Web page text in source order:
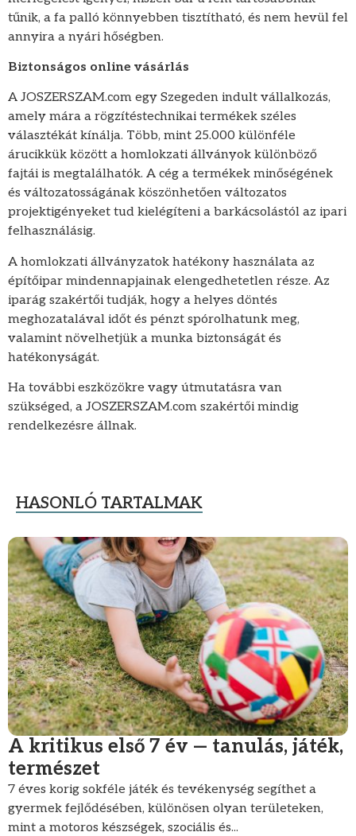
tűnik, a fa palló könnyebben tisztítható, és nem hevül fel
annyira a nyári hőségben.
Biztonságos online vásárlás
A JOSZERSZAM.com egy Szegeden indult vállalkozás,
amely mára a rögzítéstechnikai termékek széles
választékát kínálja. Több, mint 25.000 különféle
árucikkük között a homlokzati állványok különböző
fajtái is megtalálhatók. A cég a termékek minőségének
és változatosságának köszönhetően változatos
projektigényeket tud kielégíteni a barkácsolástól az ipari
felhasználásig.
A homlokzati állványzatok hatékony használata az
építőipar mindennapjainak elengedhetetlen része. Az
iparág szakértői tudják, hogy a helyes döntés
meghozatalával időt és pénzt spórolhatunk meg,
valamint növelhetjük a munka biztonságát és
hatékonyságát.
Ha további eszközökre vagy útmutatásra van
szükséged, a JOSZERSZAM.com szakértői mindig
rendelkezésre állnak.
HASONLÓ TARTALMAK
A kritikus első 7 év — tanulás, játék,
természet
7 éves korig sokféle játék és tevékenység segíthet a
gyermek fejlődésében, különösen olyan területeken,
mint a motoros készségek, szociális és...